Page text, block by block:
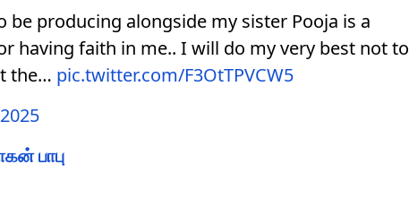
be producing alongside my sister Pooja is a
having faith in me.. I will do my very best not to
the… pic.twitter.com/F3OtTPVCW5
பாபு